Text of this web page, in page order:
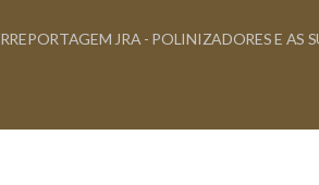
JRA - POLINIZADORES E AS